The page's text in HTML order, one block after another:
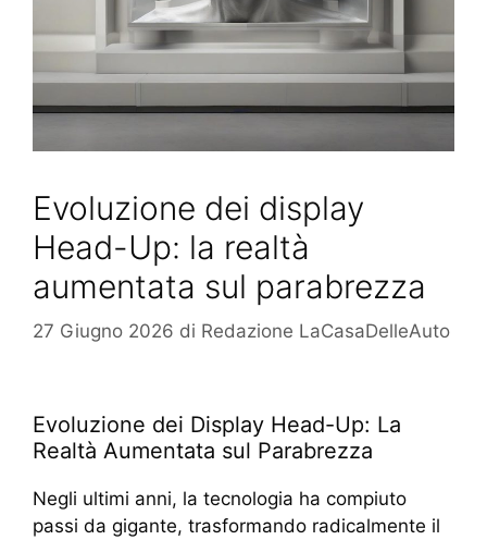
Evoluzione dei display
Head-Up: la realtà
aumentata sul parabrezza
27 Giugno 2026 di Redazione LaCasaDelleAuto
Evoluzione dei Display Head-Up: La
Realtà Aumentata sul Parabrezza
Negli ultimi anni, la tecnologia ha compiuto
passi da gigante, trasformando radicalmente il